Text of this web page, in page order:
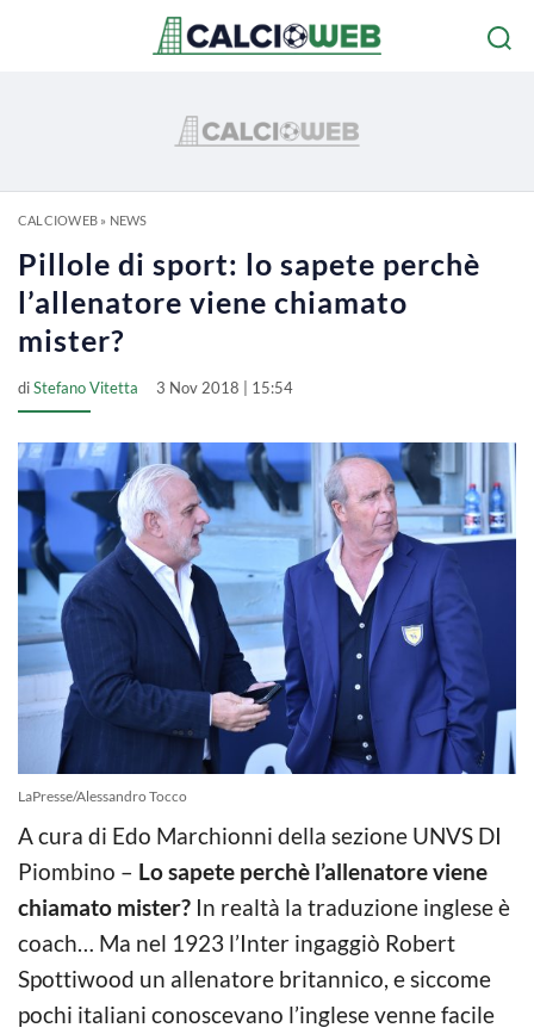
CALCIOWEB» NEWS
Pillole di sport: lo sapete perchè
l’allenatore viene chiamato
mister?
diStefano Vitetta 3 Nov 2018 | 15:54
LaPresse/Alessandro Tocco
A cura di Edo Marchionni della sezione UNVS DI
Piombino – Lo sapete perchè l’allenatore viene
chiamato mister? In realtà la traduzione inglese è
coach… Ma nel 1923 l’Inter ingaggiò Robert
Spottiwood un allenatore britannico, e siccome
pochi italiani conoscevano l’inglese venne facile